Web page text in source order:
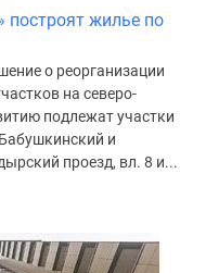
построят жилье по
о реорганизации
на северо-
подлежат участки
и
проезд, вл. 8 и...